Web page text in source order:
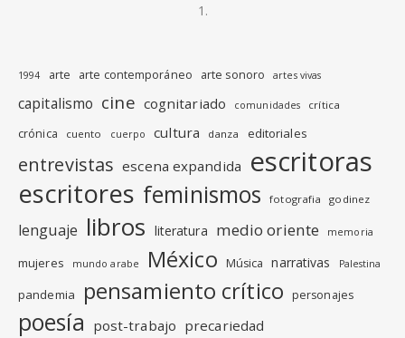
1994 arte arte contemporáneo arte sonoro artes vivas
capitalismo cine cognitariado comunidades crítica
crónica cuento cuerpo cultura danza editoriales
entrevistas escena expandida escritoras
escritores feminismos fotografia godinez
lenguaje libros literatura medio oriente memoria
mujeres mundo arabe México Música narrativas Palestina
pandemia pensamiento crítico personajes
poesía post-trabajo precariedad